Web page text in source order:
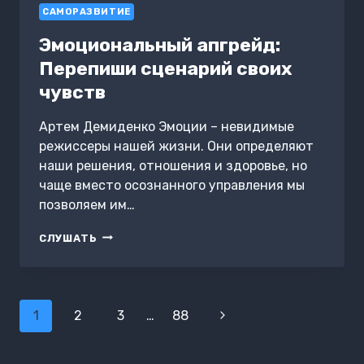
ПЕРЕЗАГРУЗИТЬСЯ
И
ОБРЕСТИ
ПОКОЙ
ПРЯМО
+
ЛЮБОВЬЮ,
ОШО.
120
ОБ
ОСОЗНАННОСТИ
САМОРАЗВИТИЕ
Эмоциональный апгрейд:
Перепиши сценарий своих
чувств
Артем Демиденко Эмоции – невидимые
режиссеры нашей жизни. Они определяют
наши решения, отношения и здоровье, но
чаще вместо осознанного управления мы
позволяем им…
СЛУШАТЬ ЭМОЦИОНАЛЬНЫЙ
ЧУВСТВ
Навигация
по
1 2 3 … 88
Следующая